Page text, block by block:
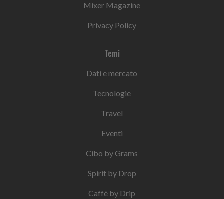
Mixer Magazine
Privacy Policy
Temi
Dati e mercato
Tecnologie
Travel
Eventi
Cibo by Grams
Spirit by Drop
Caffè by Drip